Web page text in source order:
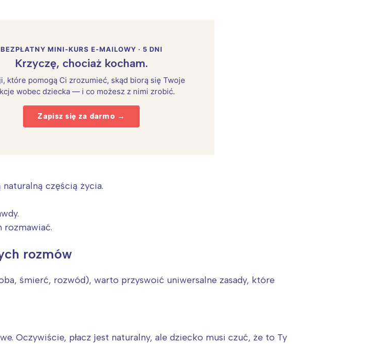
BEZPŁATNY MINI-KURS E-MAILOWY · 5 DNI
Krzyczę, chociaż kocham.
które pomogą Ci zrozumieć, skąd biorą się Twoje
wobec dziecka — i co możesz z nimi zrobić.
Zapisz się za darmo →
częścią życia.
rozmawiać.
rozmów
śmierć, rozwód), warto przyswoić uniwersalne zasady, które
Oczywiście, płacz jest naturalny, ale dziecko musi czuć, że to Ty
z tego regionu:
Śląsk
Kraków